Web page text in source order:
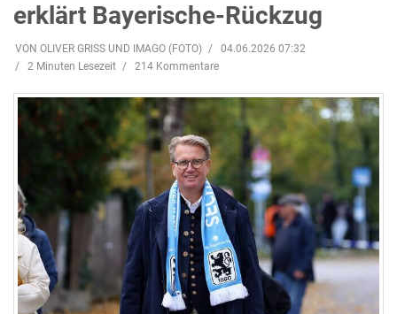
erklärt Bayerische-Rückzug
VON OLIVER GRISS UND IMAGO (FOTO)
04.06.2026 07:32
2 Minuten Lesezeit
214 Kommentare